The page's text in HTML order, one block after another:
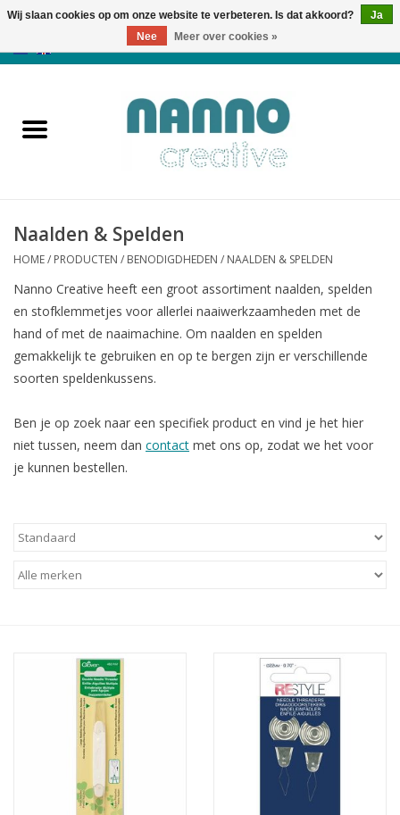
Producten
Nieuws
Herfst & Halloween
Koopjeshoek
Laatste Kans
Cadeaubonnen
Merken
Naalden & Spelden
HOME/ PRODUCTEN / BENODIGDHEDEN / NAALDEN & SPELDEN
Nanno Creative heeft een groot assortiment naalden, spelden
en stofklemmetjes voor allerlei naaiwerkzaamheden met de
hand of met de naaimachine. Om naalden en spelden
gemakkelijk te gebruiken en op te bergen zijn er verschillende
soorten speldenkussens.
Ben je op zoek naar een specifiek product en vind je het hier
niet tussen, neem dan contact met ons op, zodat we het voor
je kunnen bestellen.
Wij slaan cookies op om onze website te verbeteren. Is dat akkoord?
Ja
Nee
Meer over cookies »